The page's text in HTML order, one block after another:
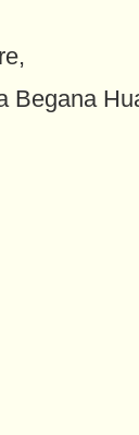
Begana